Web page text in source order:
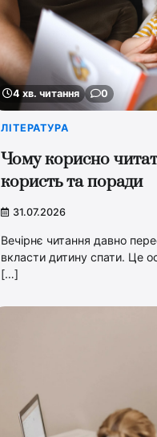
4 хв. читання 0
ЛІТЕРАТУРА
Чому корисно
користь та поради
31.07.2026
Вечірнє читання давно
вкласти дитину спати. Це
[…]